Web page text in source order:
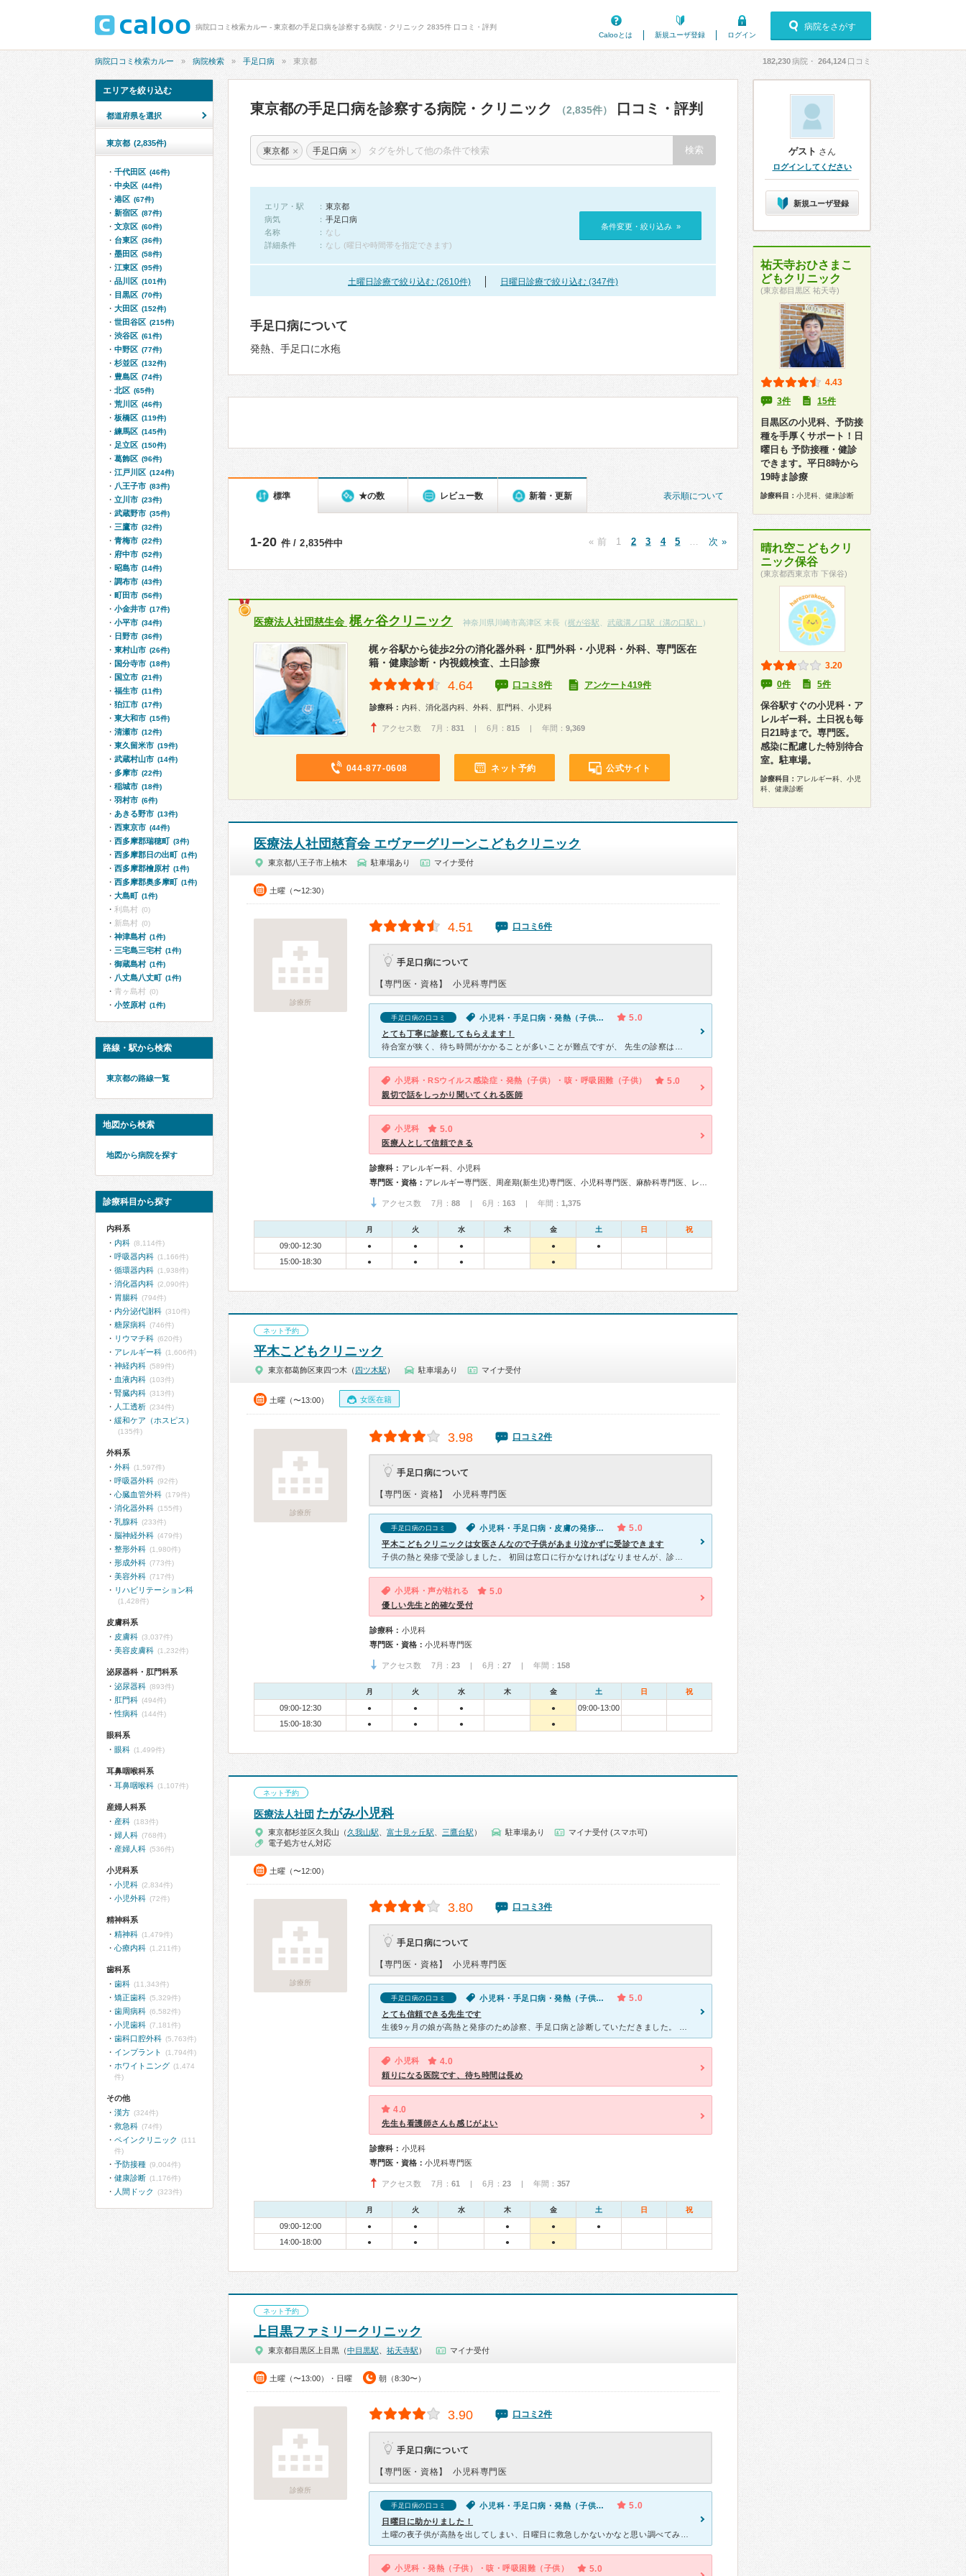
病院口コミ検索カルー - 東京都の手足口病を診察する病院・クリニック 2835件 口コミ・評判
Calooとは
新規ユーザ登録 ログイン
病院をさがす
病院口コミ検索カルー 病院検索 手足口病 東京都 182,230病院・ 264,124 口コミ
東京都の手足口病を診察する病院・クリニック （2,835件） 口コミ・評判
東京都 × 手足口病 ×
エリア・駅
東京都
病気
手足口病
名称
なし
詳細条件
なし (曜日や時間帯を指定できます)
条件変更・絞り込み »
土曜日診療で絞り込む (2610件) 日曜日診療で絞り込む (347件)
手足口病について
発熱、手足口に水疱
表示順について
標準 ★の数 レビュー数 新着・更新
1-20 件 / 2,835件中 « 前 1 2 3 4 5 次 »
医療法人社団慈生会 梶ヶ谷クリニック 神奈川県川崎市高津区 末長（梶が谷駅 武蔵溝ノ口駅（溝の口駅） ）
梶ヶ谷駅から徒歩2分の消化器外科・肛門外科・小児科・外科、専門医在
籍・健康診断・内視鏡検査、土日診療
4.64 口コミ8件 アンケート419件
診療科： 内科、消化器内科、外科、肛門科、小児科
アクセス数 7月： 831 | 6月： 815 | 年間： 9,369
044-877-0608 ネット予約 公式サイト
医療法人社団慈育会 エヴァーグリーンこどもクリニック
東京都八王子市上柚木 駐車場あり マイナ受付
土曜（〜12:30）
診療所
4.51 口コミ6件
手足口病について
【専門医・資格】 小児科専門医
手足口病の口コミ 小児科・手足口病・発熱（子供）・発疹（子供） 5.0
とても丁寧に診察してもらえます！
小児科・RSウイルス感染症・発熱（子供）・咳・呼吸困難（子供） 5.0
親切で話をしっかり聞いてくれる医師
小児科 5.0
医療人として信頼できる
診療科： アレルギー科、小児科
専門医・資格：
アクセス数 7月： 88 | 6月： 163 | 年間： 1,375
月 火 水 木 金 土 日 祝
09:00-12:30 ● ● ● ● ●
15:00-18:30 ● ● ● ●
ネット予約
平木こどもクリニック
東京都葛飾区東四つ木（ 四ツ木駅 ） 駐車場あり マイナ受付
土曜（〜13:00） 女医在籍
診療所
3.98 口コミ2件
手足口病について
【専門医・資格】 小児科専門医
手足口病の口コミ 小児科・手足口病・皮膚の発疹・かゆみ・発熱（子供） 5.0
平木こどもクリニックは女医さんなので子供があまり泣かずに受診できます
小児科・声が枯れる 5.0
優しい先生と的確な受付
診療科： 小児科
専門医・資格： 小児科専門医
アクセス数 7月： 23 | 6月： 27 | 年間： 158
月 火 水 木 金 土 日 祝
09:00-12:30 ● ● ● ●
09:00-13:00
15:00-18:30
● ● ● ●
ネット予約
医療法人社団 たがみ小児科
東京都杉並区久我山（久我山駅 富士見ヶ丘駅 三鷹台駅 ） 駐車場あり
マイナ受付 (スマホ可)
電子処方せん対応
土曜（〜12:00）
診療所
3.80 口コミ3件
手足口病について
【専門医・資格】 小児科専門医
手足口病の口コミ 小児科・手足口病・発熱（子供）・発疹（子供） 5.0
とても信頼できる先生です
小児科 4.0
頼りになる医院です、待ち時間は長め
4.0
先生も看護師さんも感じがよい
診療科： 小児科
専門医・資格： 小児科専門医
アクセス数 7月： 61 | 6月： 23 | 年間： 357
月 火 水 木 金 土 日 祝
09:00-12:00 ● ● ● ● ●
14:00-18:00 ● ● ● ●
ネット予約
上目黒ファミリークリニック
東京都目黒区上目黒（中目黒駅 祐天寺駅 ） マイナ受付
土曜（〜13:00）・日曜 朝（8:30〜）
診療所
3.90 口コミ2件
手足口病について
【専門医・資格】 小児科専門医
手足口病の口コミ 小児科・手足口病・発熱（子供）・発疹（子供）・泣きやまない（子供） 5.0
日曜日に助かりました！
小児科・発熱（子供）・咳・呼吸困難（子供） 5.0
エリアを絞り込む
都道府県を選択
東京都 (2,835件)
千代田区 (46件)
中央区 (44件)
港区 (67件)
新宿区 (87件)
文京区 (60件)
台東区 (36件)
墨田区 (58件)
江東区 (95件)
品川区 (101件)
目黒区 (70件)
大田区 (152件)
世田谷区 (215件)
渋谷区 (61件)
中野区 (77件)
杉並区 (132件)
豊島区 (74件)
北区 (65件)
荒川区 (46件)
板橋区 (119件)
練馬区 (145件)
足立区 (150件)
葛飾区 (96件)
江戸川区 (124件)
八王子市 (83件)
立川市 (23件)
武蔵野市 (35件)
三鷹市 (32件)
青梅市 (22件)
府中市 (52件)
昭島市 (14件)
調布市 (43件)
町田市 (56件)
小金井市 (17件)
小平市 (34件)
日野市 (36件)
東村山市 (26件)
国分寺市 (18件)
国立市 (21件)
福生市 (11件)
狛江市 (17件)
東大和市 (15件)
清瀬市 (12件)
東久留米市 (19件)
武蔵村山市 (14件)
多摩市 (22件)
稲城市 (18件)
羽村市 (6件)
あきる野市 (13件)
西東京市 (44件)
西多摩郡瑞穂町 (3件)
西多摩郡日の出町 (1件)
西多摩郡檜原村 (1件)
西多摩郡奥多摩町 (1件)
大島町 (1件)
利島村 (0)
新島村 (0)
神津島村 (1件)
三宅島三宅村 (1件)
御蔵島村 (1件)
八丈島八丈町 (1件)
青ヶ島村 (0)
小笠原村 (1件)
路線・駅から検索
東京都の路線一覧
地図から検索
地図から病院を探す
診療科目から探す
内科系
内科 (8,114件)
呼吸器内科 (1,166件)
循環器内科 (1,938件)
消化器内科 (2,090件)
胃腸科 (794件)
内分泌代謝科 (310件)
糖尿病科 (746件)
リウマチ科 (620件)
アレルギー科 (1,606件)
神経内科 (589件)
血液内科 (103件)
腎臓内科 (313件)
人工透析 (234件)
緩和ケア（ホスピス）
(135件)
外科系
外科 (1,597件)
呼吸器外科 (92件)
心臓血管外科 (179件)
消化器外科 (155件)
乳腺科 (233件)
脳神経外科 (479件)
整形外科 (1,980件)
形成外科 (773件)
美容外科 (717件)
リハビリテーション科
(1,428件)
皮膚科系
皮膚科 (3,037件)
美容皮膚科 (1,232件)
泌尿器科・肛門科系
泌尿器科 (893件)
肛門科 (494件)
性病科 (144件)
眼科系
眼科 (1,499件)
耳鼻咽喉科系
耳鼻咽喉科 (1,107件)
産婦人科系
産科 (183件)
婦人科 (768件)
産婦人科 (536件)
小児科系
小児科 (2,834件)
小児外科 (72件)
精神科系
精神科 (1,479件)
心療内科 (1,211件)
歯科系
歯科 (11,343件)
矯正歯科 (5,329件)
歯周病科 (6,582件)
小児歯科 (7,181件)
歯科口腔外科 (5,763件)
インプラント (1,794件)
ホワイトニング (1,474
件)
その他
漢方 (324件)
救急科 (74件)
ペインクリニック
(111
件)
予防接種 (9,004件)
健康診断 (1,176件)
人間ドック (323件)
ゲスト さん
ログインしてください
新規ユーザ登録
祐天寺おひさまこ
どもクリニック
(東京都目黒区 祐天寺)
4.43
3件
15件
目黒区の小児科、予防接
種を手厚くサポート！日
曜日も 予防接種・健診
できます。平日8時から
19時ま診療
診療科目： 小児科、健康診断
晴れ空こどもクリ
ニック保谷
(東京都西東京市 下保谷)
3.20
0件
5件
保谷駅すぐの小児科・ア
レルギー科。土日祝も毎
日21時まで。専門医。
感染に配慮した特別待合
室。駐車場。
診療科目： アレルギー科、小児
科、健康診断